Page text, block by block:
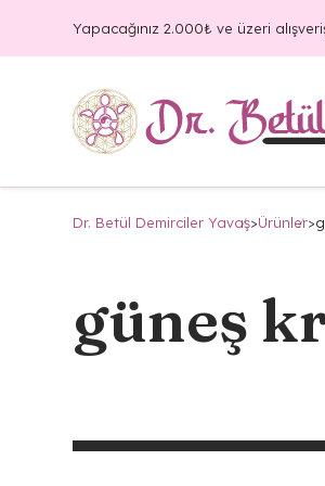
Yapacağınız 2.000₺ ve üzeri
Dr. Betül Demirciler Yavaş>Ürünler>
güneş